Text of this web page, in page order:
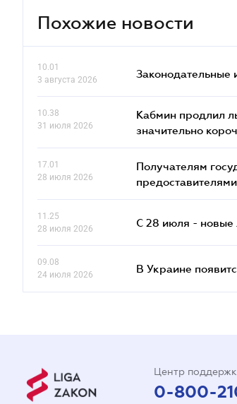
Похожие новости
10.01
3 августа 2026
Законодательные
10.38
31 июля 2026
Кабмин продлил
значительно
17.01
28 июля 2026
Получателям
предоставителями
11.25
28 июля 2026
С 28 июля - новые
09.08
24 июля 2026
В Украине
Центр
0-800-